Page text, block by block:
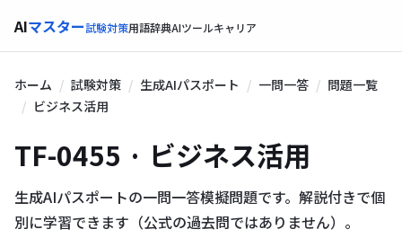
AIマスター試験対策用語辞典AIツールキャリア
ホーム 試験対策 生成AIパスポート 一問一答
問題一覧
ビジネス活用
TF-0455 · ビジネス活用
生成AIパスポートの一問一答模擬問題です。解説付きで個
別に学習できます（公式の過去問ではありません）。